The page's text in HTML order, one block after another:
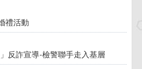
禮活動
反詐宣導-檢警聯手走入基層